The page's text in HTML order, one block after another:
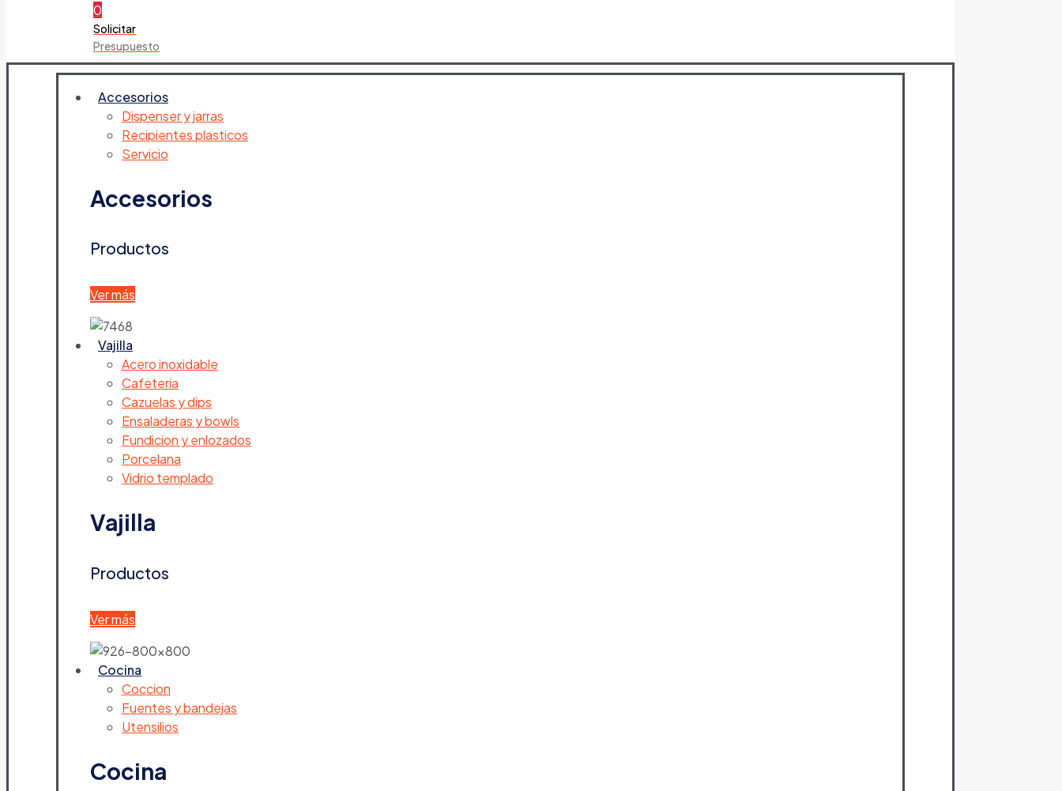
0
Solicitar
Presupuesto
Accesorios
Dispenser y jarras
Recipientes plasticos
Servicio
Accesorios
Productos
Ver más
Vajilla
Acero inoxidable
Cafeteria
Cazuelas y dips
Ensaladeras y bowls
Fundicion y enlozados
Porcelana
Vidrio templado
Vajilla
Productos
Ver más
Cocina
Coccion
Fuentes y bandejas
Utensilios
Cocina